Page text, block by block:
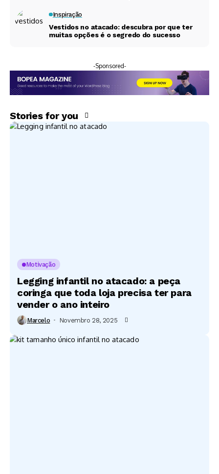
Inspiração
Vestidos no atacado: descubra por que ter
muitas opções é o segredo do sucesso
roup
atac
ado
tar
seu
esto
inteli
e
em
qual
ção
er o
ano
-Sponsored-
Stories for you
Motivação
Legging infantil no atacado: a peça
coringa que toda loja precisa ter para
vender o ano inteiro
Marcelo Novembro 28, 2025